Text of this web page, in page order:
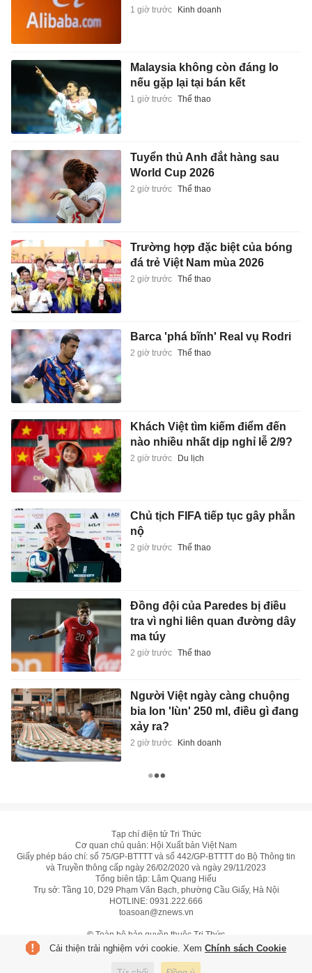
1 giờ trước Kinh doanh
Malaysia không còn đáng lo
nếu gặp lại tại bán kết
1 giờ trước Thể thao
Tuyển thủ Anh đắt hàng sau
World Cup 2026
2 giờ trước Thể thao
Trường hợp đặc biệt của bóng
đá trẻ Việt Nam mùa 2026
2 giờ trước Thể thao
Barca 'phá bĩnh' Real vụ Rodri
2 giờ trước Thể thao
Khách Việt tìm kiếm điểm đến
nào nhiều nhất dịp nghỉ lễ 2/9?
2 giờ trước Du lịch
Chủ tịch FIFA tiếp tục gây phẫn
nộ
2 giờ trước Thể thao
Đồng đội của Paredes bị điều
tra vì nghi liên quan đường dây
ma túy
2 giờ trước Thể thao
Người Việt ngày càng chuộng
bia lon 'lùn' 250 ml, điều gì đang
xảy ra?
2 giờ trước Kinh doanh
Tạp chí điện tử Tri Thức
Cơ quan chủ quản: Hội Xuất bản Việt Nam
Giấy phép báo chí: số 75/GP-BTTTT và số 442/GP-BTTTT do Bộ Thông tin
và Truyền thông cấp ngày 26/02/2020 và ngày 29/11/2023
Tổng biên tập: Lâm Quang Hiếu
Trụ sở: Tầng 10, D29 Phạm Văn Bạch, phường Cầu Giấy, Hà Nội
HOTLINE: 0931.222.666
toasoan@znews.vn
© Toàn bộ bản quyền thuộc Tri Thức
Cải thiện trải nghiệm với cookie. Xem Chính sách Cookie